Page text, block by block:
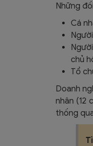
Những
Cá
chủ
Tổ
Doanh
nhân (12
thống